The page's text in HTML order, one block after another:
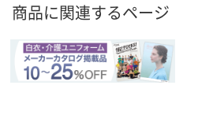
商品に関連するページ